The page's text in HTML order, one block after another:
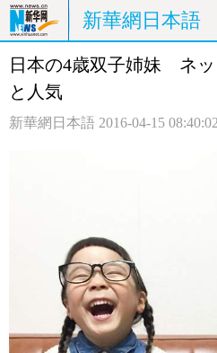
新華網日本語
ホームページ 政治
日本の4歳双子姉妹 ネッ
と人気
新華網日本語 2016-04-15 08:40:02